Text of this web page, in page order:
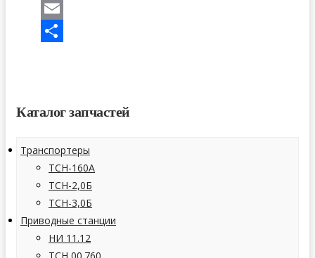
Telegram
Email
Каталог запчастей
Транспортеры
ТСН-160А
ТСН-2,0Б
ТСН-3,0Б
Приводные станции
НИ 11.12